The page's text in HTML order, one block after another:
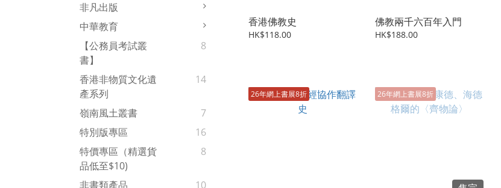
非凡出版
中華教育
【公務員考試叢
書】
8
香港非物質文化遺
產系列
14
嶺南風土叢書
7
特別版專區
16
特價專區（精選貨
品低至$10)
8
非書類產品
10
香港佛教史
HK$118.00
佛教兩千六百年入門
HK$188.00
26年網上書展8折 26年網上書展8折